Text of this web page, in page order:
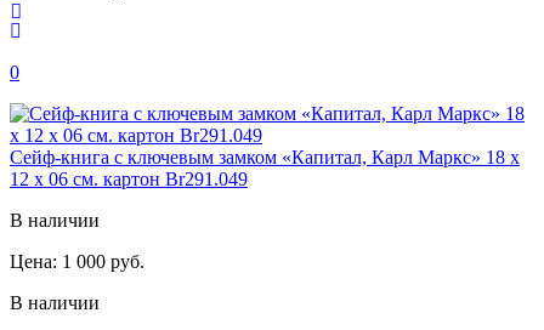
0
Сейф-книга с ключевым замком «Капитал, Карл Маркс» 18 х
12 х 06 см. картон Br291.049
В наличии
Цена: 1 000 руб.
В наличии